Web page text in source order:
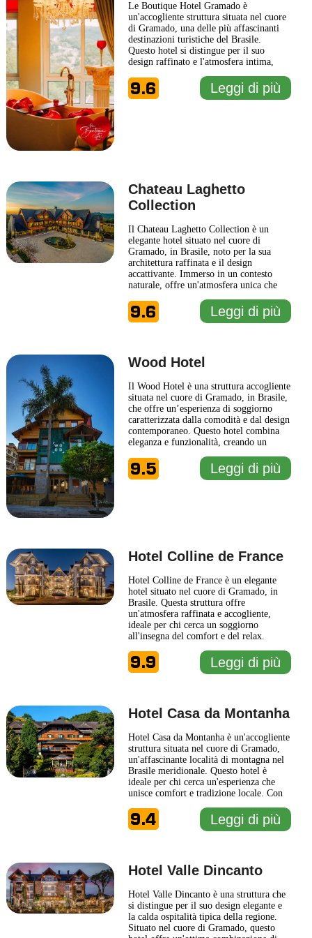
Le Boutique Hotel Gramado è
un'accogliente struttura situata nel cuore
di Gramado, una delle più affascinanti
destinazioni turistiche del Brasile.
Questo hotel si distingue per il suo
design raffinato e l'atmosfera intima,
stile si fondono armoniosamente. Ogni
camera del Le Boutique Hotel Gramado
9.6 Leggi di più
Chateau Laghetto
Collection
Il Chateau Laghetto Collection è un
elegante hotel situato nel cuore di
Gramado, in Brasile, noto per la sua
architettura raffinata e il design
accattivante. Immerso in un contesto
naturale, offre un'atmosfera unica che
classici. La struttura è ideale per coloro
che cercano un soggiorno tranquillo,
9.6 Leggi di più
Wood Hotel
Il Wood Hotel è una struttura accogliente
situata nel cuore di Gramado, in Brasile,
che offre un’esperienza di soggiorno
caratterizzata dalla comodità e dal design
contemporaneo. Questo hotel combina
eleganza e funzionalità, creando un
tranquillo e confortevole. Gli ospiti del
Wood Hotel possono approfittare di una
9.5 Leggi di più
Hotel Colline de France
Hotel Colline de France è un elegante
hotel situato nel cuore di Gramado, in
Brasile. Questa struttura offre
un'atmosfera raffinata e accogliente,
ideale per chi cerca un soggiorno
all'insegna del comfort e del relax.
il design dell'hotel crea un ambiente
unico, con dettagli curati che rendono
9.9 Leggi di più
Hotel Casa da Montanha
Hotel Casa da Montanha è un'accogliente
struttura situata nel cuore di Gramado,
un'affascinante località di montagna nel
Brasile meridionale. Questo hotel è
ideale per chi cerca un'esperienza che
unisce comfort e tradizione locale. Con
della regione, Hotel Casa da Montanha
offre ai suoi ospiti un'atmosfera calda e
9.4 Leggi di più
Hotel Valle Dincanto
Hotel Valle Dincanto è una struttura che
si distingue per il suo design elegante e
la calda ospitalità tipica della regione.
Situato nel cuore di Gramado, questo